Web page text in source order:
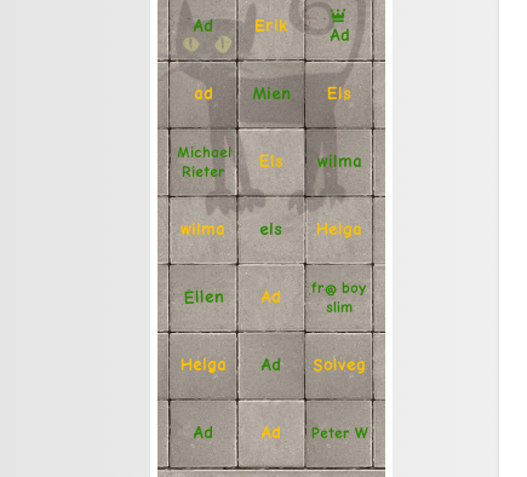
Ad Erik
Ad
ad Mien Els
Michael
Rieter
Els wilma
wilma els Helga
Ellen Ad fr@ boy
slim
Helga Ad Solveg
Ad Ad Peter W